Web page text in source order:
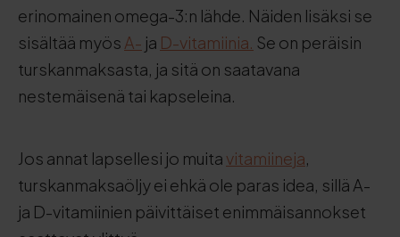
erinomainen omega-3:n lähde. Näiden lisäksi se
sisältää myös A- ja D-vitamiinia. Se on peräisin
turskanmaksasta, ja sitä on saatavana
nestemäisenä tai kapseleina.
Jos annat lapsellesi jo muita vitamiineja,
turskanmaksaöljy ei ehkä ole paras idea, sillä A-
ja D-vitamiinien päivittäiset enimmäisannokset